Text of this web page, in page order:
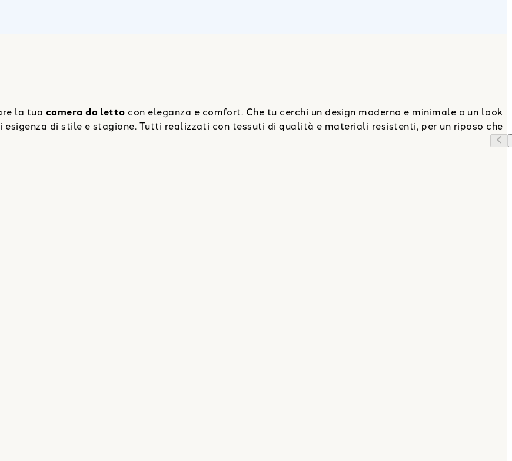
la tua camera da letto con eleganza e comfort. Che tu cerchi un design moderno e minimale o un look
di stile e stagione. Tutti realizzati con tessuti di qualità e materiali resistenti, per un riposo che